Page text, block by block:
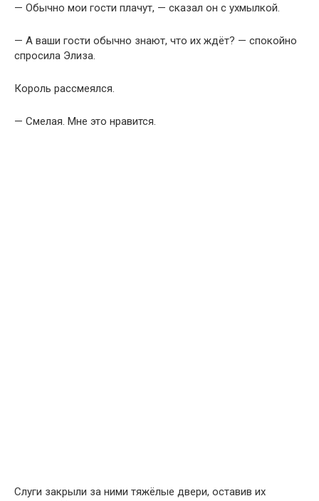
— Обычно мои гости плачут, — сказал он с ухмылкой.
— А ваши гости обычно знают, что их ждёт? — спокойно
спросила Элиза.
Король рассмеялся.
— Смелая. Мне это нравится.
Слуги закрыли за ними тяжёлые двери, оставив их